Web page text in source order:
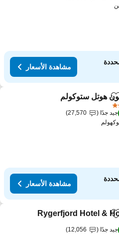
مشاهدة الأسعار
Add to
هوتل ستوكولم
جدًا
27,570
مشاهدة الأسعار
Add to favorites
Rygerfjord Hotel &
جدًا
12,056